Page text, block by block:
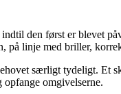
den først er blevet
på linje med briller,
særligt tydeligt. Et
opfange omgivelserne.